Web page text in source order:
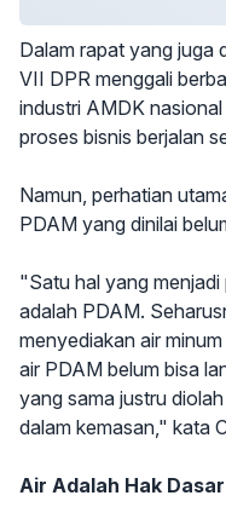
Dalam rapat yang juga
VII DPR menggali
industri AMDK
proses bisnis berjalan
Namun, perhatian
PDAM yang dinilai
"Satu hal yang
adalah PDAM.
menyediakan air
air PDAM belum bisa
yang sama justru
dalam kemasan," kata
Air Adalah Hak